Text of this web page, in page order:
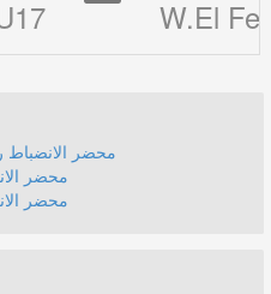
W.El
محضر الانضباط رقم 25 - صنف
محضر
محضر